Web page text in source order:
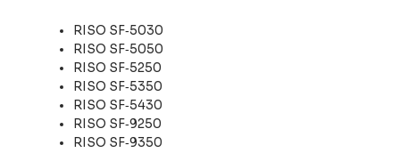
RISO SF‑5030
RISO SF‑5050
RISO SF‑5250
RISO SF‑5350
RISO SF‑5430
RISO SF‑9250
RISO SF‑9350